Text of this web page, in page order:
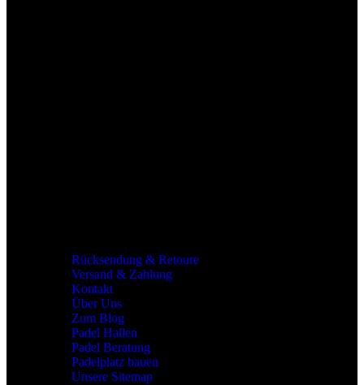
Rücksendung & Retoure
Versand & Zahlung
Kontakt
Über Uns
Zum Blog
Padel Hallen
Padel Beratung
Padelplatz bauen
Unsere Sitemap